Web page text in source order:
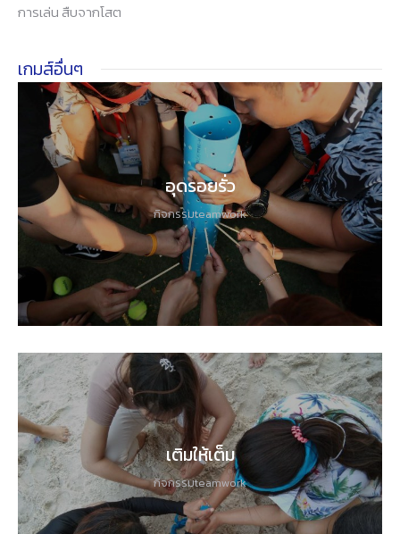
การเล่น สืบจากโสต
เกมส์อื่นๆ
อุดรอยรั่ว
กิจกรรมteamwork
เติมให้เต็ม
กิจกรรมteamwork